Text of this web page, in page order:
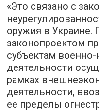
«Это связано с
оружия в Украине.
законопроектом
субъектам
деятельности
рамках
деятельности,
ее пределы